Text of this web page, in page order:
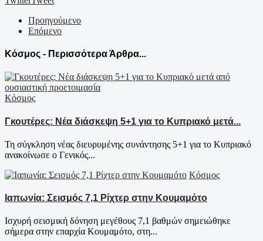
Προηγούμενο
Επόμενο
Κόσμος - Περισσότερα Άρθρα...
Κόσμος
Γκουτέρες: Νέα διάσκεψη 5+1 για το Κυπριακό μετά...
Τη σύγκληση νέας διευρυμένης συνάντησης 5+1 για το Κυπριακό
ανακοίνωσε ο Γενικός...
Κόσμος
Ιαπωνία: Σεισμός 7,1 Ρίχτερ στην Κουμαμότο
Ισχυρή σεισμική δόνηση μεγέθους 7,1 βαθμών σημειώθηκε
σήμερα στην επαρχία Κουμαμότο, στη...